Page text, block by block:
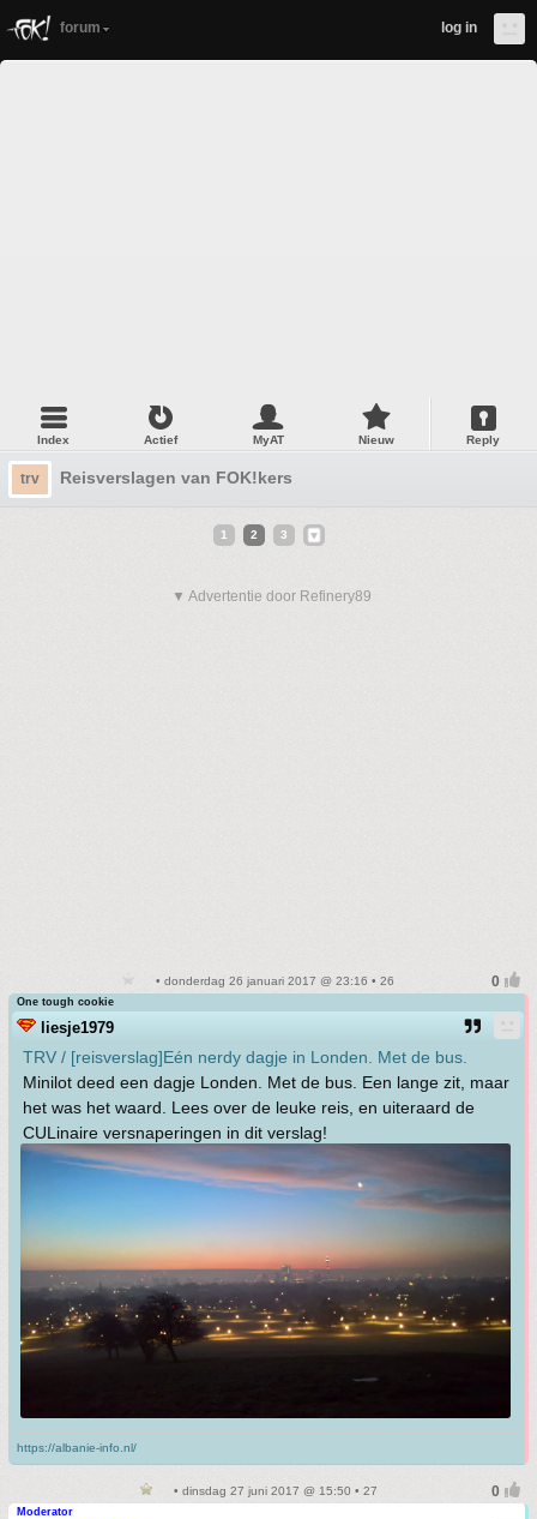
forum log in
Index Actief MyAT Nieuw Reply
trv Reisverslagen van FOK!kers
1 2 3
▼ Advertentie door Refinery89
• donderdag 26 januari 2017 @ 23:16 • 26
One tough cookie
liesje1979
TRV / [reisverslag]Eén nerdy dagje in Londen. Met de bus.
Minilot deed een dagje Londen. Met de bus. Een lange zit, maar
het was het waard. Lees over de leuke reis, en uiteraard de
CULinaire versnaperingen in dit verslag!
https://albanie-info.nl/
• dinsdag 27 juni 2017 @ 15:50 • 27
Moderator